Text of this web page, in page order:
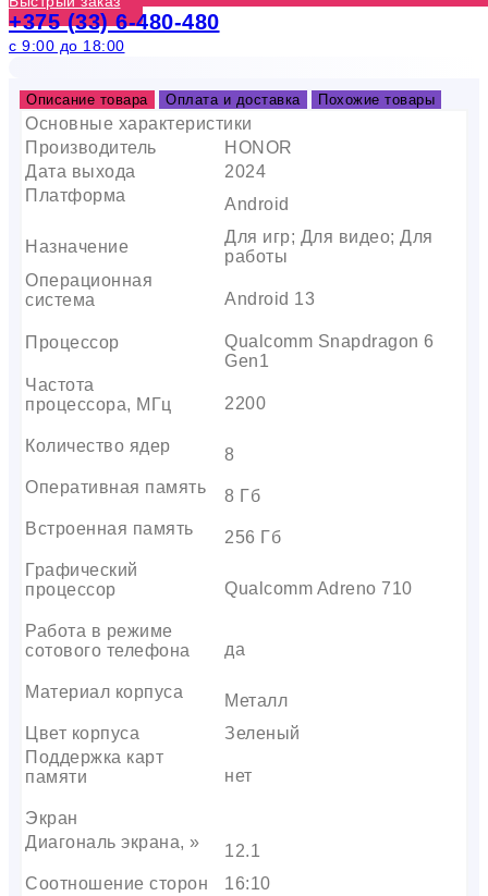
+375 (33) 6-480-480
с 9:00 до 18:00
Описание товара Оплата и доставка Похожие товары
Основные характеристики
Производитель
HONOR
Дата выхода
2024
Платформа
Android
Назначение
Для игр; Для видео; Для
работы
Операционная
система
Android 13
Процессор
Qualcomm Snapdragon 6
Gen1
Частота
процессора, МГц
2200
Количество ядер
8
Оперативная память
8 Гб
Встроенная память
256 Гб
Графический
процессор
Qualcomm Adreno 710
Работа в режиме
сотового телефона
да
Материал корпуса
Металл
Цвет корпуса
Зеленый
Поддержка карт
памяти
нет
Экран
Диагональ экрана, »
12.1
Соотношение сторон
16:10